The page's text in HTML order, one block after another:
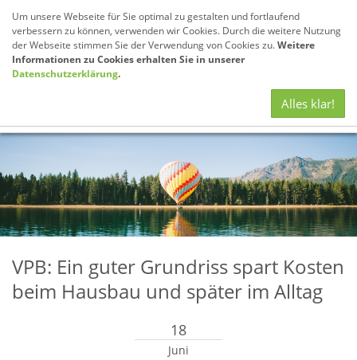
VPB: Ein guter Grundriss spart Kosten
beim Hausbau und später im Alltag
18
Juni
Um unsere Webseite für Sie optimal zu gestalten und fortlaufend
verbessern zu können, verwenden wir Cookies. Durch die weitere Nutzung
der Webseite stimmen Sie der Verwendung von Cookies zu.Weitere
Informationen zu Cookies erhalten Sie in unserer
Datenschutzerklärung.
Alles klar!